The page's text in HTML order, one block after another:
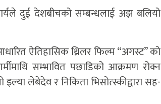
दुई देशबीचको सम्बन्धलाई अझ बलियो
ऐतिहासिक थ्रिलर फिल्म “अगस्ट” को
सम्भावित पछाडिको आक्रमण रोक्न
लेबेदेव र निकिता भिसोत्स्कीद्वारा सह-